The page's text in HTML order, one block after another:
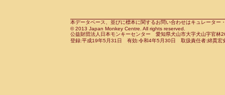
CercopithecidaePapio anubis(0)
CercopithecidaePapio cynocephalus
CercopithecidaePapio hamadryas(0)
CebidaeSaguinus leucopus(0)
CebidaeSaguinus midas(0)
Cebidae Saguinus mystax(0)
本データベース、並びに標本に関するお問い合わせはキュレータ
© 2013 Japan Monkey Centre. All rights reserved.
公益財団法人日本モンキーセンター 愛知県犬山市大字犬山字官
登録:平成19年5月31日 有効:令和4年5月30日 取扱責任者:綿貫宏